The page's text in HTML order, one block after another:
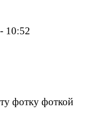
10:52
фотку фоткой